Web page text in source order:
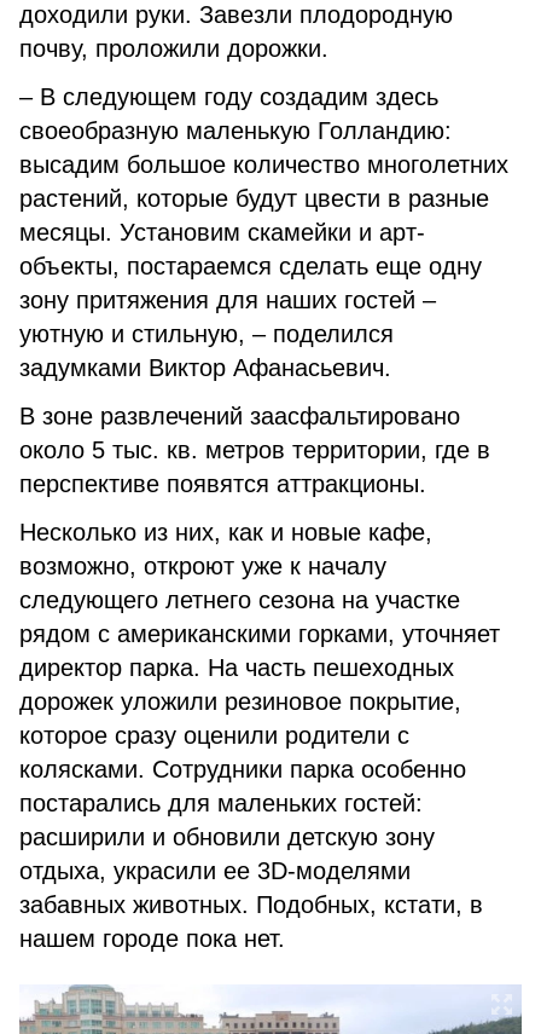
доходили руки. Завезли плодородную
почву, проложили дорожки.
– В следующем году создадим здесь
своеобразную маленькую Голландию:
высадим большое количество многолетних
растений, которые будут цвести в разные
месяцы. Установим скамейки и арт-
объекты, постараемся сделать еще одну
зону притяжения для наших гостей –
уютную и стильную, – поделился
задумками Виктор Афанасьевич.
В зоне развлечений заасфальтировано
около 5 тыс. кв. метров территории, где в
перспективе появятся аттракционы.
Несколько из них, как и новые кафе,
возможно, откроют уже к началу
следующего летнего сезона на участке
рядом с американскими горками, уточняет
директор парка. На часть пешеходных
дорожек уложили резиновое покрытие,
которое сразу оценили родители с
колясками. Сотрудники парка особенно
постарались для маленьких гостей:
расширили и обновили детскую зону
отдыха, украсили ее 3D-моделями
забавных животных. Подобных, кстати, в
нашем городе пока нет.